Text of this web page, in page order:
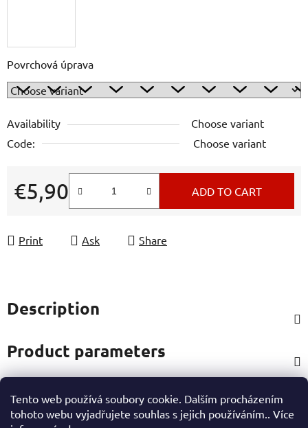
Tento web používá soubory cookie. Dalším procházením
tohoto webu vyjadřujete souhlas s jejich používáním.. Více
Povrchová úprava
Availability
Choose variant
Code:
Choose variant
€5,90
Measure price:
ADD TO CART
Print Ask Share
Description
Product parameters
Rating